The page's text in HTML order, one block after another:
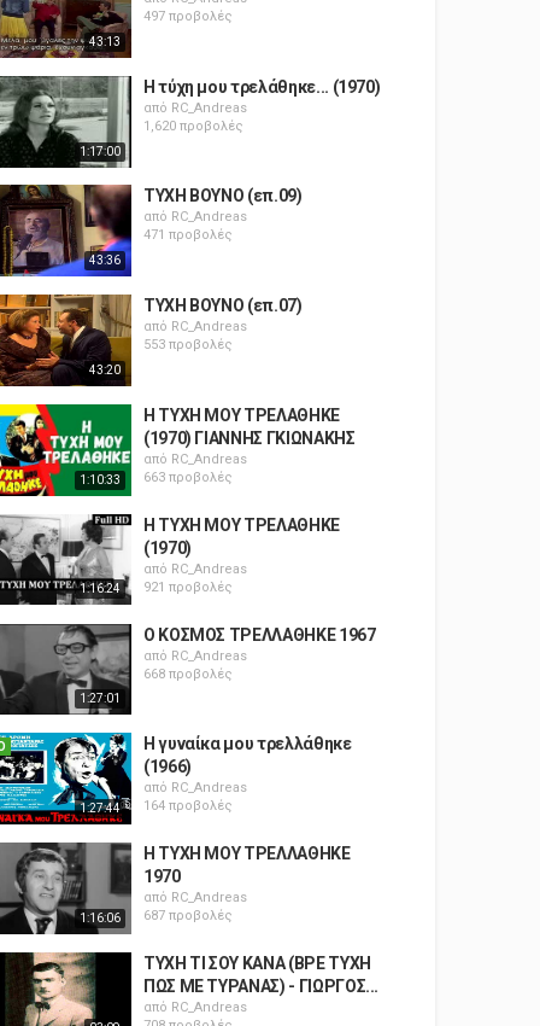
43:13
497 προβολές
1:17:00
Η τύχη μου τρελάθηκε... (1970)
από RC_Andreas
1,620 προβολές
43:36
ΤΥΧΗ ΒΟΥΝΟ (επ.09)
από RC_Andreas
471 προβολές
43:20
ΤΥΧΗ ΒΟΥΝΟ (επ.07)
από RC_Andreas
553 προβολές
1:10:33
Η ΤΥΧΗ ΜΟΥ ΤΡΕΛΑΘΗΚΕ
(1970) ΓΙΑΝΝΗΣ ΓΚΙΩΝΑΚΗΣ
από RC_Andreas
663 προβολές
1:16:24
Η ΤΥΧΗ ΜΟΥ ΤΡΕΛΑΘΗΚΕ
(1970)
από RC_Andreas
921 προβολές
1:27:01
Ο ΚΟΣΜΟΣ ΤΡΕΛΛΑΘΗΚΕ 1967
από RC_Andreas
668 προβολές
1:27:44
Η γυναίκα μου τρελλάθηκε
(1966)
από RC_Andreas
164 προβολές
1:16:06
Η ΤΥΧΗ ΜΟΥ ΤΡΕΛΛΑΘΗΚΕ
1970
από RC_Andreas
687 προβολές
ΤΥΧΗ ΤΙ ΣΟΥ ΚΑΝΑ (ΒΡΕ ΤΥΧΗ
ΠΩΣ ΜΕ ΤΥΡΑΝΑΣ) - ΓΙΩΡΓΟΣ...
από RC_Andreas